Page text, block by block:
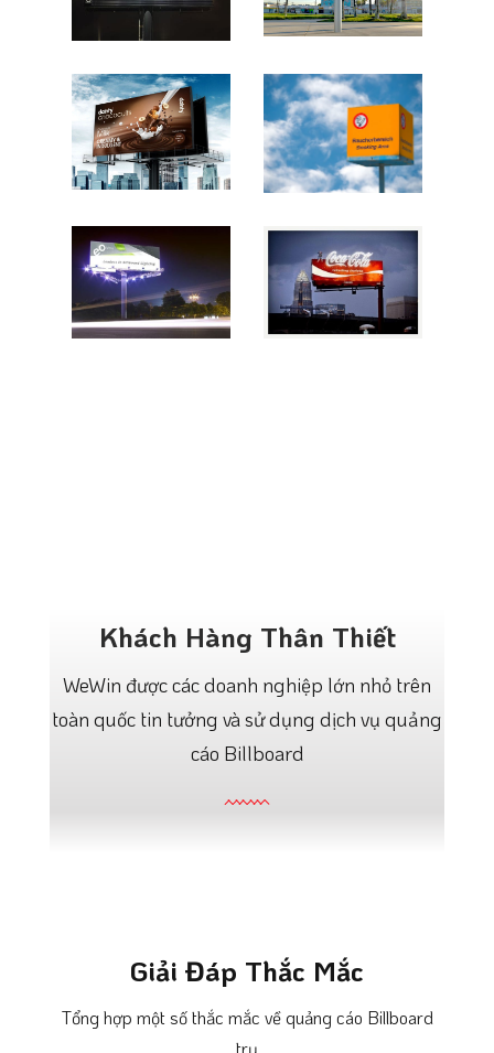
Khách Hàng Thân Thiết
WeWin được các doanh nghiệp lớn nhỏ trên
toàn quốc tin tưởng và sử dụng dịch vụ quảng
cáo Billboard
Giải Đáp Thắc Mắc
Tổng hợp một số thắc mắc về quảng cáo Billboard
trụ